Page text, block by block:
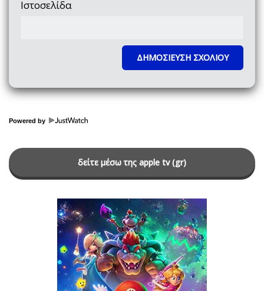
Ιστοσελίδα
Powered by
δείτε μέσω της apple tv (gr)